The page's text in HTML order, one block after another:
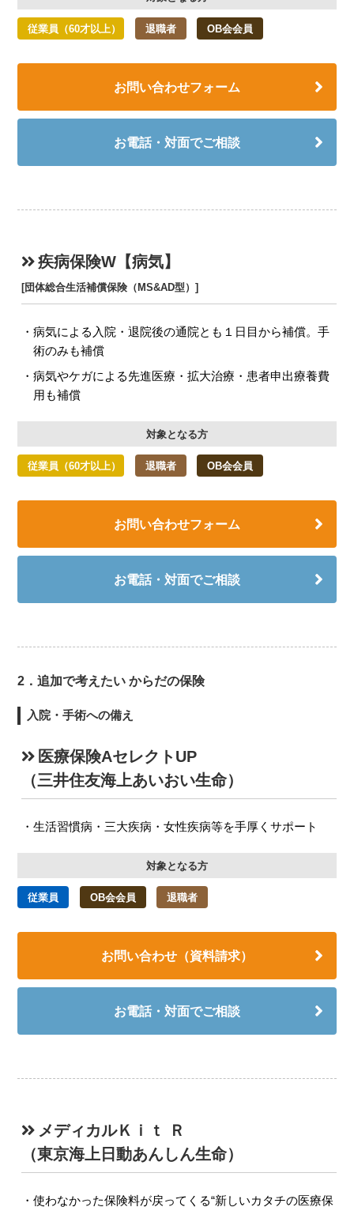
従業員（60才以上） 退職者 OB会会員
お問い合わせフォーム
お電話・対面でご相談
疾病保険W【病気】
[団体総合生活補償保険（MS&AD型）]
病気による入院・退院後の通院とも１日目から補償。手
術のみも補償
病気やケガによる先進医療・拡大治療・患者申出療養費
用も補償
対象となる方
従業員（60才以上） 退職者 OB会会員
お問い合わせフォーム
お電話・対面でご相談
2．追加で考えたい からだの保険
入院・手術への備え
医療保険AセレクトUP
（三井住友海上あいおい生命）
生活習慣病・三大疾病・女性疾病等を手厚くサポート
対象となる方
従業員 OB会会員 退職者
お問い合わせ（資料請求）
お電話・対面でご相談
メディカルＫｉｔ Ｒ
（東京海上日動あんしん生命）
使わなかった保険料が戻ってくる“新しいカタチの医療保